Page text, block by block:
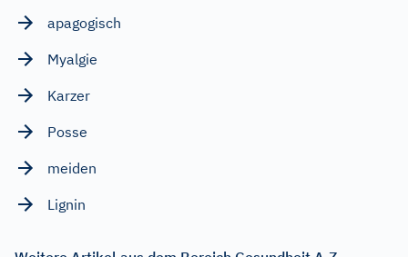
apagogisch
Myalgie
Karzer
Posse
meiden
Lignin